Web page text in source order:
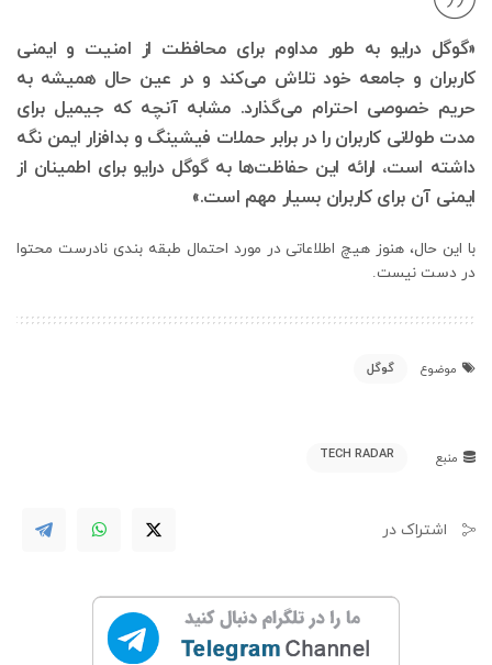
«گوگل درایو به طور مداوم برای محافظت از امنیت و ایمنی
کاربران و جامعه خود تلاش می‌کند و در عین حال همیشه به
حریم خصوصی احترام می‌گذارد. مشابه آنچه که جیمیل برای
مدت طولانی کاربران را در برابر حملات فیشینگ و بدافزار ایمن نگه
داشته است، ارائه این حفاظت‌ها به گوگل درایو برای اطمینان از
ایمنی آن برای کاربران بسیار مهم است.»
با این حال، هنوز هیچ اطلاعاتی در مورد احتمال طبقه بندی نادرست محتوا
در دست نیست.
موضوع گوگل
منبع TECH RADAR
اشتراک در